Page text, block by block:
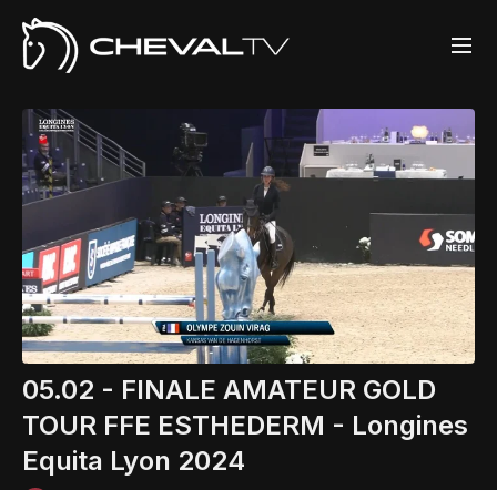
05.02 - FINALE AMATEUR GOLD
TOUR FFE ESTHEDERM - Longines
Equita Lyon 2024